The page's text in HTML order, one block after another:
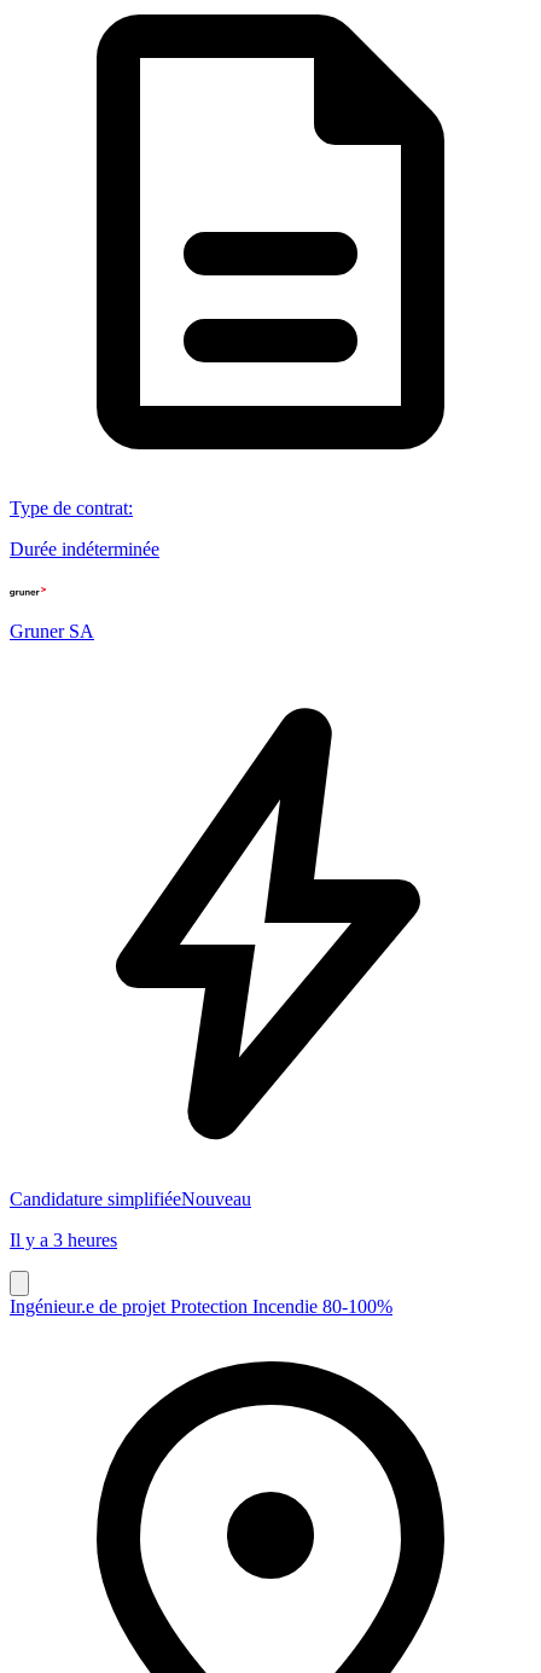
Type de contrat:
Durée indéterminée
Gruner SA
Candidature simplifiéeNouveau
Il y a 3 heures
Ingénieur.e de projet Protection Incendie 80-100%